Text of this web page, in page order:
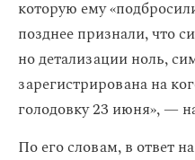
которую ему
позднее признали, что
но детализации ноль,
зарегистрирована на
голодовку 23 июня», —
По его словам, в ответ